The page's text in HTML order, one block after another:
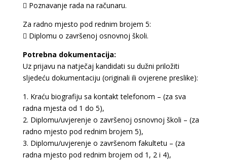
 Poznavanje rada na računaru.
Za radno mjesto pod rednim brojem 5:
 Diplomu o završenoj osnovnoj školi.
Potrebna dokumentacija:
Uz prijavu na natječaj kandidati su dužni priložiti
sljedeću dokumentaciju (originali ili ovjerene preslike):
1. Kraću biografiju sa kontakt telefonom – (za sva
radna mjesta od 1 do 5),
2. Diplomu/uvjerenje o završenoj osnovnoj školi – (za
radno mjesto pod rednim brojem 5),
3. Diplomu/uvjerenje o završenom fakultetu – (za
radna mjesto pod rednim brojem od 1, 2 i 4),